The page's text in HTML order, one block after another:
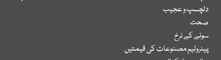
دلچسپ و عجیب
صحت
سونے کے نرخ
پیٹرولیم مصنوعات کی قیمتیں